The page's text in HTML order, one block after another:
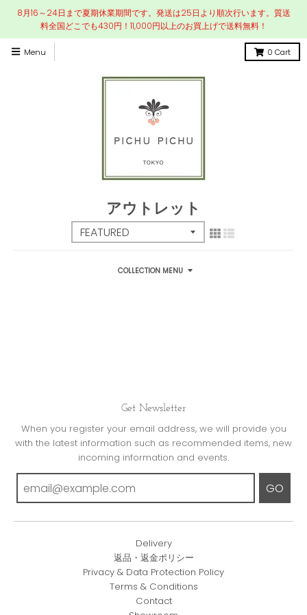
8月16～24日まで夏期休業期間です。発送は25日より順次行います。質送
料全国どこでも430円！11,000円以上のお買上げで送料無料！
Menu 0 Cart
アウトレット
COLLECTION MENU
Get Newsletter
When you register your email address, we will provide you
with the latest information such as recommended items, new
incoming information and events.
GO
Delivery
返品・返金ポリシー
Privacy & Data Protection Policy
Terms & Conditions
Contact